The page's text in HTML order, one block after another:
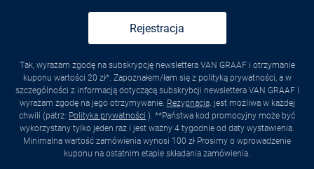
Rejestracja
Tak, wyrażam zgodę na subskrypcję newslettera VAN GRAAF i otrzymanie
kuponu wartości 20 zł*. Zapoznałem/łam się z polityką prywatności, a w
szczególności z informacją dotyczącą subskrybcji newslettera VAN GRAAF i
wyrażam zgodę na jego otrzymywanie. Rezygnacja. jest możliwa w każdej
chwili (patrz: Polityka prywatności ). **Państwa kod promocyjny może być
wykorzystany tylko jeden raz i jest ważny 4 tygodnie od daty wystawienia.
Minimalna wartość zamówienia wynosi 100 zł Prosimy o wprowadzenie
kuponu na ostatnim etapie składania zamówienia.